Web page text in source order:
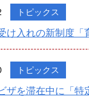
トピックス
け入れの新制度「
トピックス
ザを滞在中に「特